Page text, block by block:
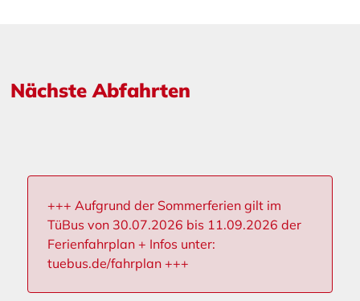
Nächste Abfahrten
+++ Aufgrund der Sommerferien gilt im
TüBus von 30.07.2026 bis 11.09.2026 der
Ferienfahrplan + Infos unter:
tuebus.de/fahrplan +++